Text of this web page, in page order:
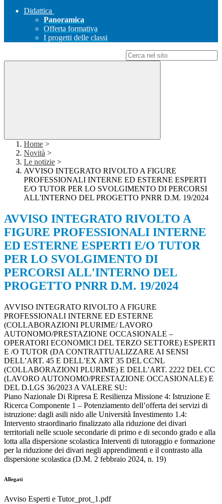
Didattica
Panoramica
Offerta formativa
I progetti delle classi
Home >
Novità >
Le notizie >
AVVISO INTEGRATO RIVOLTO A FIGURE
PROFESSIONALI INTERNE ED ESTERNE ESPERTI
E/O TUTOR PER LO SVOLGIMENTO DI PERCORSI
ALL'INTERNO DEL PROGETTO PNRR D.M. 19/2024
AVVISO INTEGRATO RIVOLTO A
FIGURE PROFESSIONALI INTERNE
ED ESTERNE ESPERTI E/O TUTOR
PER LO SVOLGIMENTO DI
PERCORSI ALL'INTERNO DEL
PROGETTO PNRR D.M. 19/2024
AVVISO INTEGRATO RIVOLTO A FIGURE
PROFESSIONALI INTERNE ED ESTERNE
(COLLABORAZIONI PLURIME/ LAVORO
AUTONOMO/PRESTAZIONE OCCASIONALE –
OPERATORI ECONOMICI DEL TERZO SETTORE) ESPERTI
E /O TUTOR (DA CONTRATTUALIZZARE AI SENSI
DELL’ART. 45 E DELL’EX ART 35 DEL CCNL
(COLLABORAZIONI PLURIME) E DELL’ART. 2222 DEL CC
(LAVORO AUTONOMO/PRESTAZIONE OCCASIONALE) E
DEL D.LGS 36/2023 A VALERE SU:
Piano Nazionale Di Ripresa E Resilienza Missione 4: Istruzione E
Ricerca Componente 1 – Potenziamento dell’offerta dei servizi di
istruzione: dagli asili nido alle Università Investimento 1.4:
Intervento straordinario finalizzato alla riduzione dei divari
territoriali nelle scuole secondarie di primo e di secondo grado e alla
lotta alla dispersione scolastica Interventi di tutoraggio e formazione
per la riduzione dei divari negli apprendimenti e il contrasto alla
dispersione scolastica (D.M. 2 febbraio 2024, n. 19)
Allegati
Avviso Esperti e Tutor_prot_1.pdf